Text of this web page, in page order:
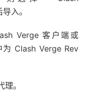
入。
Verge 客户端或
Clash Verge Rev
。